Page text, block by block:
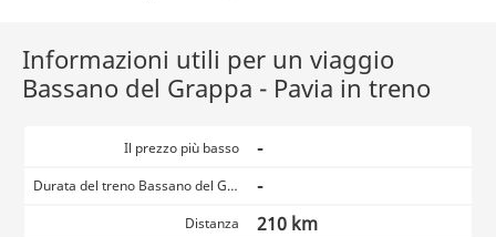
Informazioni utili per un viaggio
Bassano del Grappa - Pavia in treno
Il prezzo più basso -
Durata del treno Bassano del Grappa Pavia -
Distanza 210 km